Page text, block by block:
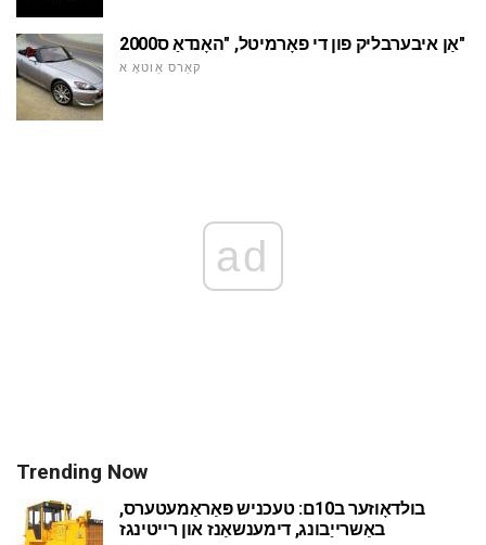
אַן איבערבליק פון די פאָרמיטל, "האָנדאַ ס2000"
קאַרס אַוטאָ א
ad
Trending Now
בולדאָוזער ב10ם: טעכניש פּאַראַמעטערס,
באַשרייַבונג, דימענשאַנז און רייטינגז